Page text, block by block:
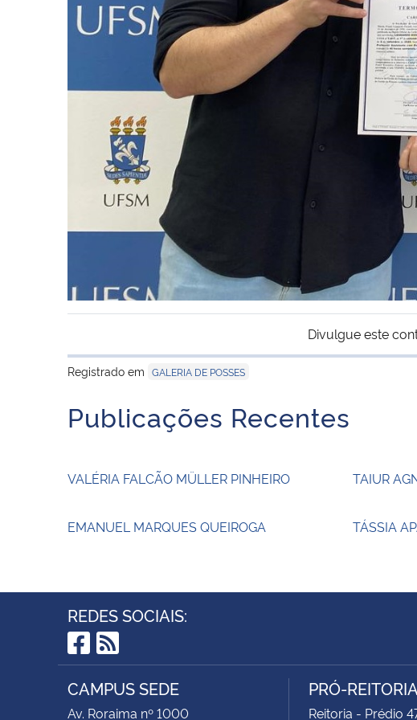
Divulgue este
Registrado em GALERIA DE POSSES
Publicações Recentes
VALÉRIA FALCÃO MÜLLER PINHEIRO TAIUR
EMANUEL MARQUES QUEIROGA TÁSSIA
REDES SOCIAIS:
Facebook
RSS
CAMPUS SEDE
Av. Roraima nº 1000
PRÓ-
Reitoria - Prédio